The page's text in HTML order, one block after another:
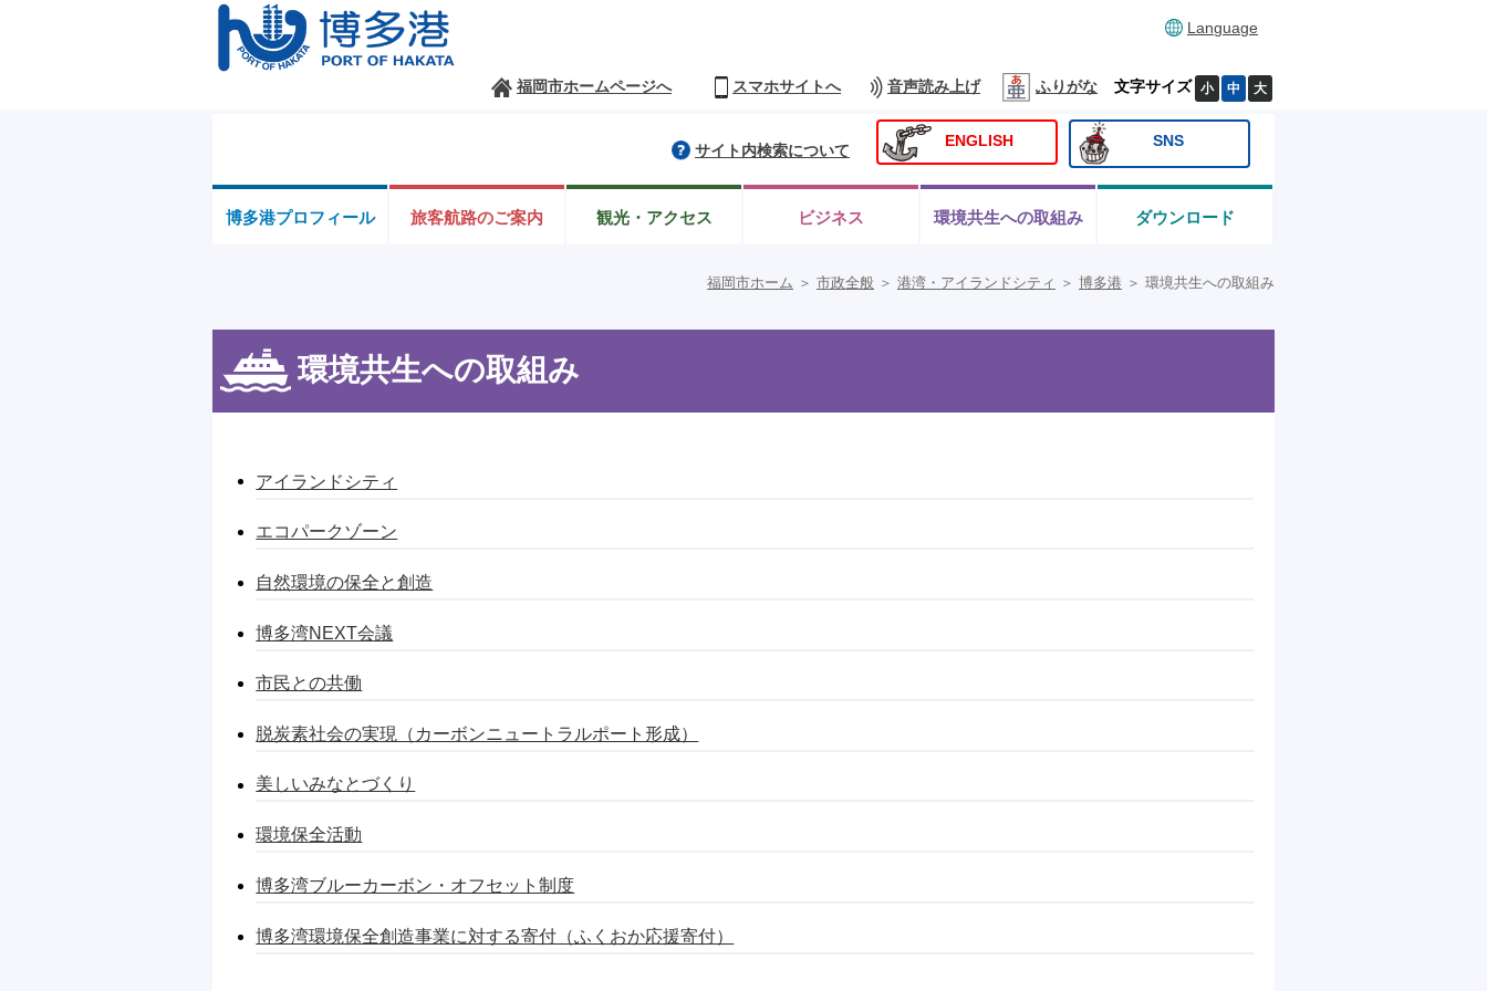
Language
福岡市ホームページへ スマホサイトへ 音声読み上げ ふりがな 文字サイズ 小 中 大
ENGLISH SNS
サイト内検索について
博多港プロフィール 旅客航路のご案内 観光・アクセス ビジネス 環境共生への取組み ダウンロード
福岡市ホーム ＞ 市政全般 ＞ 港湾・アイランドシティ ＞ 博多港 ＞ 環境共生への取組み
環境共生への取組み
アイランドシティ
エコパークゾーン
自然環境の保全と創造
博多湾NEXT会議
市民との共働
脱炭素社会の実現（カーボンニュートラルポート形成）
美しいみなとづくり
環境保全活動
博多湾ブルーカーボン・オフセット制度
博多湾環境保全創造事業に対する寄付（ふくおか応援寄付）